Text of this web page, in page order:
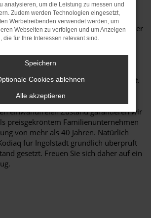
kaum, denn ein Škoda Kodiaq
vereint eher das Beste aus der
und der Gebrauchtfahrzeuge. Wie es der
der Termin der ersten Zulassung
Die Folge ist, dass nahezu
Jahreswagen der aktuellen
und damit in puncto Extras
und ganz einem Neuwagen entspricht.
keinerlei Wartezeiten und das
im besten Sinne des Wortes
einwandfreien Zustand garantieren wir
preisgekröntem Familienunternehmen
von mehr als 40 Jahren. Natürlich
für Ingolstadt gründlich überprüft
gesetzt. Freuen Sie sich daher auf ein
analysieren, um die Leistung zu messen und
Zudem werden Technologien eingesetzt,
Werbetreibenden verwendet werden, um
Webseiten zu verfolgen und um Anzeigen
die für Ihre Interessen relevant sind.
Speichern
Cookies ablehnen
Alle akzeptieren